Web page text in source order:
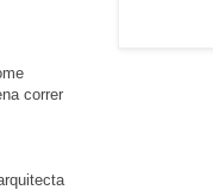
correr